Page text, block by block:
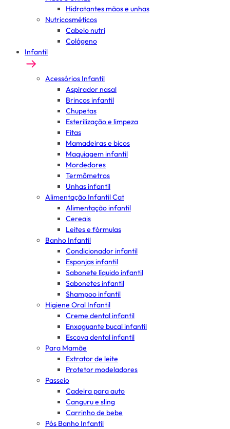
Hidratantes mãos e unhas
Nutricosméticos
Cabelo nutri
Colágeno
Infantil
Acessórios Infantil
Aspirador nasal
Brincos infantil
Chupetas
Esterilização e limpeza
Fitas
Mamadeiras e bicos
Maquiagem infantil
Mordedores
Termômetros
Unhas infantil
Alimentação Infantil Cat
Alimentação infantil
Cereais
Leites e fórmulas
Banho Infantil
Condicionador infantil
Esponjas infantil
Sabonete líquido infantil
Sabonetes infantil
Shampoo infantil
Higiene Oral Infantil
Creme dental infantil
Enxaguante bucal infantil
Escova dental infantil
Para Mamãe
Extrator de leite
Protetor modeladores
Passeio
Cadeira para auto
Canguru e sling
Carrinho de bebe
Pós Banho Infantil